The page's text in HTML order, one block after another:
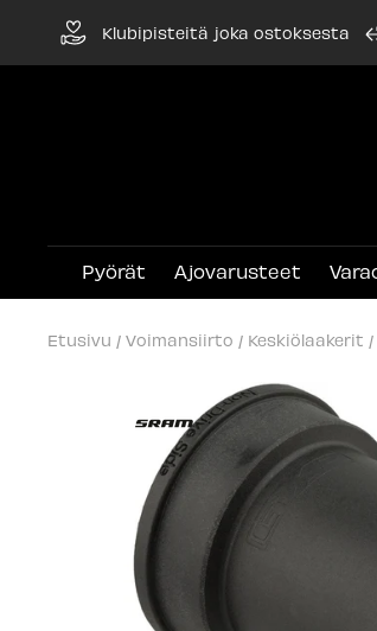
sisältöön
Klubipisteitä joka ostoksesta
Pyörät Ajovarusteet
Etusivu Voimansiirto Keskiölaakerit